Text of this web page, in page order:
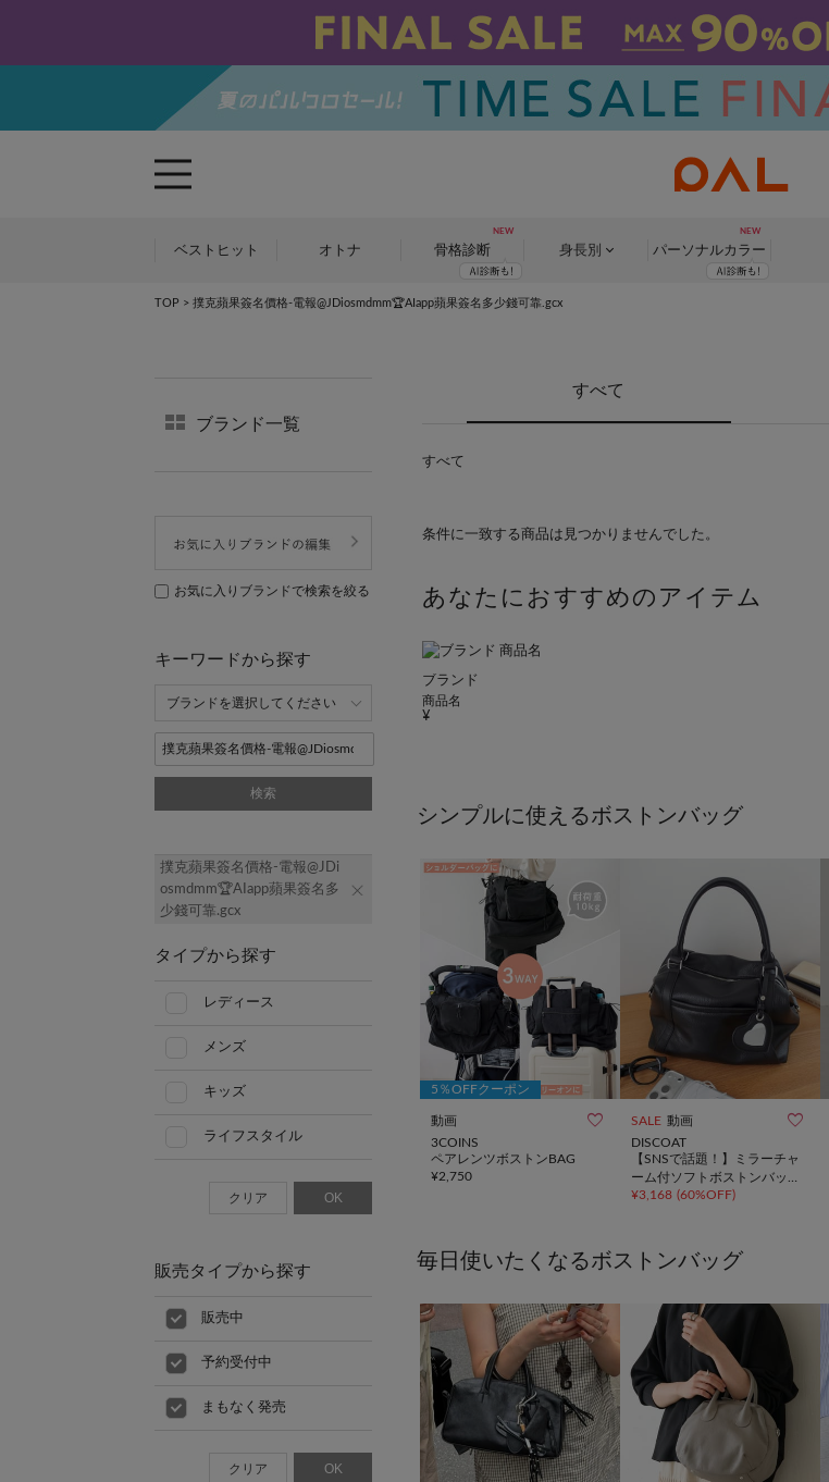
ベストヒット オトナ 骨格診断 身長別 パーソナルカラー
TOP > 撲克蘋果簽名價格-電報@JDiosmdmm🏆AIapp蘋果簽名多少錢可靠.gcx
すべて
すべて
条件に一致する商品は見つかりませんでした。
あなたにおすすめのアイテム
ブランド
商品名
シンプルに使えるボストンバッグ
5％OFFクーポン
動画 
3COINS
ペアレンツボストンBAG
¥2,750
SALE 動画 
DISCOAT
【SNSで話題！】ミラーチャ
ーム付ソフトボストンバッグ
《詳細動画あり》
¥3,168 (60%OFF)
毎日使いたくなるボストンバッグ
ブランド一覧
お気に入りブランドで検索を絞る
キーワードから探す
検索
撲克蘋果簽名價格-電報@JDi
osmdmm🏆AIapp蘋果簽名多
少錢可靠.gcx
タイプから探す
レディース
メンズ
キッズ
ライフスタイル
クリア OK
販売タイプから探す
販売中
予約受付中
まもなく発売
クリア OK